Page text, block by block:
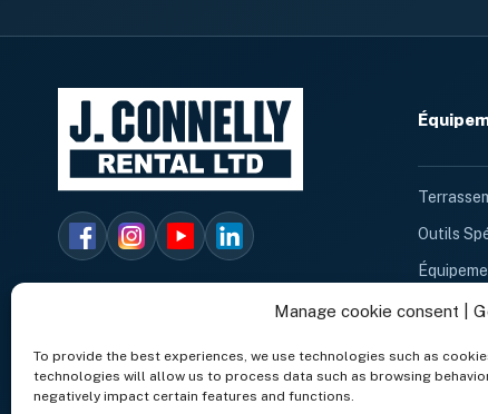
Manage cookie consent |
To provide the best experiences, we use technologies such as
technologies will allow us to process data such as browsing
negatively impact certain features and functions.
Outils
Location